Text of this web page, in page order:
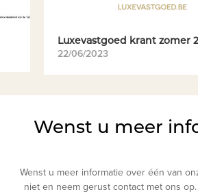
Luxevastgoed krant zomer
22/06/2023
Wenst u meer
Wenst u meer informatie over één van
niet en neem gerust contact met ons